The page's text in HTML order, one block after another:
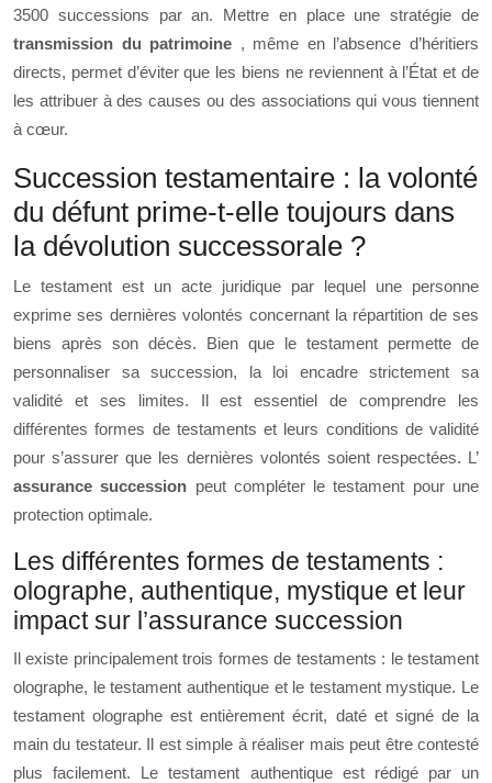
3500 successions par an. Mettre en place une stratégie de
transmission du patrimoine , même en l’absence d’héritiers
directs, permet d’éviter que les biens ne reviennent à l’État et de
les attribuer à des causes ou des associations qui vous tiennent
à cœur.
Succession testamentaire : la volonté
du défunt prime-t-elle toujours dans
la dévolution successorale ?
Le testament est un acte juridique par lequel une personne
exprime ses dernières volontés concernant la répartition de ses
biens après son décès. Bien que le testament permette de
personnaliser sa succession, la loi encadre strictement sa
validité et ses limites. Il est essentiel de comprendre les
différentes formes de testaments et leurs conditions de validité
pour s’assurer que les dernières volontés soient respectées. L’
assurance succession peut compléter le testament pour une
protection optimale.
Les différentes formes de testaments :
olographe, authentique, mystique et leur
impact sur l’assurance succession
Il existe principalement trois formes de testaments : le testament
olographe, le testament authentique et le testament mystique. Le
testament olographe est entièrement écrit, daté et signé de la
main du testateur. Il est simple à réaliser mais peut être contesté
plus facilement. Le testament authentique est rédigé par un